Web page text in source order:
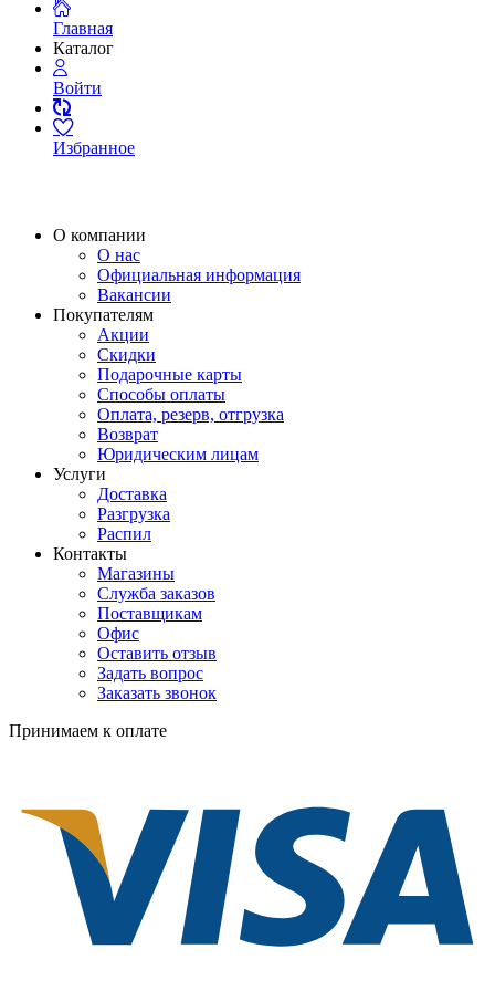
Главная
Каталог
Войти
Избранное
О компании
О нас
Официальная информация
Вакансии
Покупателям
Акции
Скидки
Подарочные карты
Способы оплаты
Оплата, резерв, отгрузка
Возврат
Юридическим лицам
Услуги
Доставка
Разгрузка
Распил
Контакты
Магазины
Служба заказов
Поставщикам
Офис
Оставить отзыв
Задать вопрос
Заказать звонок
Принимаем к оплате